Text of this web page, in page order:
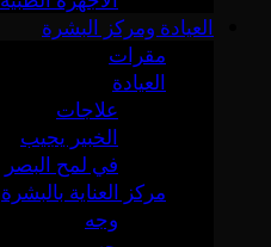
العيادة ومركز البشرة
مقرات
العيادة
علاجات
الخبير يجيب
في لمح البصر
مركز العناية بالبشرة
وجه